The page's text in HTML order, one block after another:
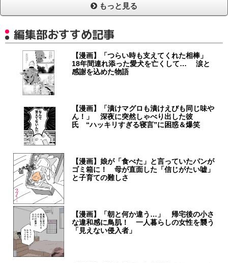
もっと見る
編集部おすすめ記事
【漫画】「つらい時も支えてくれた相棒」
18年間連れ添った愛犬を亡くして… 涙と
感謝を込めた物語
【漫画】「漬けマグロも漬けえびも同じ味や
ん！」 深夜に突然しゃべり出した彼
氏 “ハッキリすぎる寝言”に困惑＆爆笑
【漫画】娘が「食べた」と言っていたパンが
ゴミ箱に！ 母が直面した「信じがたい嘘」
と子育ての難しさ
【漫画】「朝と何か違う…」 帰宅後の小さ
な違和感に鳥肌！ 一人暮らしの女性を襲う
「見えない侵入者」